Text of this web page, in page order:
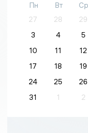
Пн Вт Ср
27
28 29
3
4 5
10
11 12
17
18 19
24
25 26
31
1 2